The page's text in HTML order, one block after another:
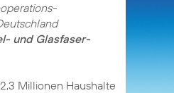
und Glasfaser-
Millionen Haushalte